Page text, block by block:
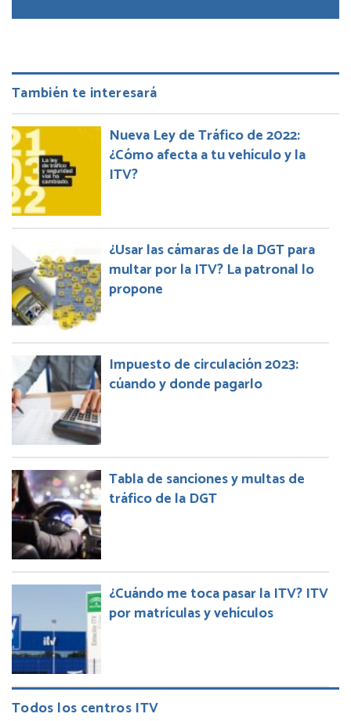
También te interesará
Nueva Ley de Tráfico de 2022:
¿Cómo afecta a tu vehículo y la
ITV?
¿Usar las cámaras de la DGT para
multar por la ITV? La patronal lo
propone
Impuesto de circulación 2023:
cúando y donde pagarlo
Tabla de sanciones y multas de
tráfico de la DGT
¿Cuándo me toca pasar la ITV? ITV
por matrículas y vehículos
Todos los centros ITV